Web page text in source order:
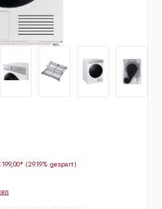
(29.19% gespart)